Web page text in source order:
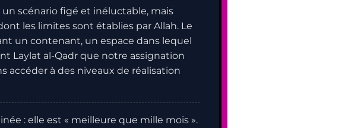
scénario figé et inéluctable, mais
les limites sont établies par Allah. Le
un contenant, un espace dans lequel
Laylat al-Qadr que notre assignation
accéder à des niveaux de réalisation
: elle est « meilleure que mille mois ».